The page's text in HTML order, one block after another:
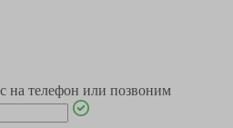
на телефон или позвоним